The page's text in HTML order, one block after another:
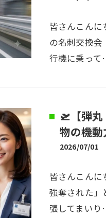
皆さんこんに
の名刺交換
行機に乗っ
🛫【弾
物の機動
2026/07/01
皆さんこんに
強奪された
張してまい